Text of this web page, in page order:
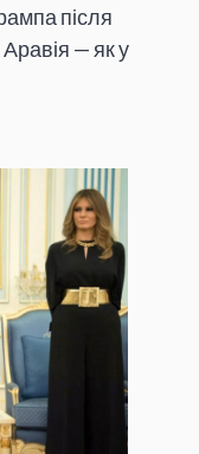
після
— як у